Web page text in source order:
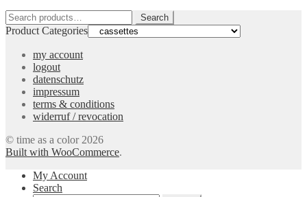
Search
for:
Search
Product Categories
my account
logout
datenschutz
impressum
terms & conditions
widerruf / revocation
© time as a color 2026
Built with WooCommerce.
My Account
Search